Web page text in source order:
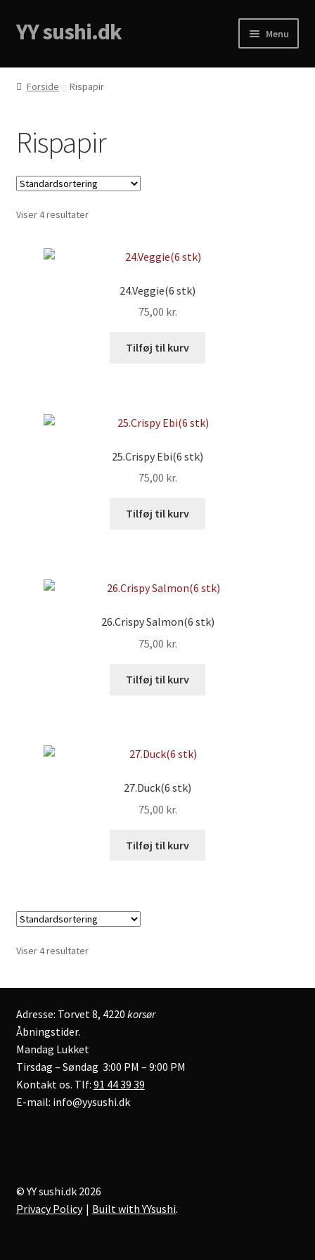
YY sushi.dk Menu
Forside
Checkout
Menukort
My account
Privacy Policy
Forside Rispapir
Rispapir
Viser 4 resultater
24.Veggie(6 stk)
75,00 kr.
Tilføj til kurv
25.Crispy Ebi(6 stk)
75,00 kr.
Tilføj til kurv
26.Crispy Salmon(6 stk)
75,00 kr.
Tilføj til kurv
27.Duck(6 stk)
75,00 kr.
Tilføj til kurv
Viser 4 resultater
Adresse: Torvet 8, 4220 korsør
Åbningstider.
Mandag Lukket
Tirsdag – Søndag 3:00 PM – 9:00 PM
Kontakt os. Tlf: 91 44 39 39
E-mail: info@yysushi.dk
© YY sushi.dk 2026
Privacy Policy
Built with YYsushi.